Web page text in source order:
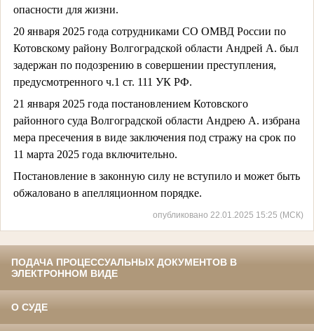
опасности для жизни.
20 января 2025 года сотрудниками СО ОМВД России по
Котовскому району Волгоградской области Андрей А. был
задержан по подозрению в совершении преступления,
предусмотренного ч.1 ст. 111 УК РФ.
21 января 2025 года постановлением Котовского
районного суда Волгоградской области Андрею А. избрана
мера пресечения в виде заключения под стражу на срок по
11 марта 2025 года включительно.
Постановление в законную силу не вступило и может быть
обжаловано в апелляционном порядке.
опубликовано 22.01.2025 15:25 (МСК)
ПОДАЧА ПРОЦЕССУАЛЬНЫХ ДОКУМЕНТОВ В
ЭЛЕКТРОННОМ ВИДЕ
О СУДЕ